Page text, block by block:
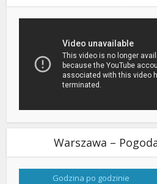
Warszawa –
Godzina po godzinie